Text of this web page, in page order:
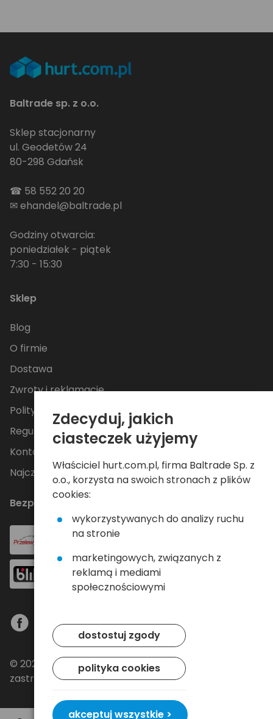
Baltrade sp. z o.o.
Sklep stacjonarny
ul. Geodetów 24
80-298 Gdańsk
☎ 58 552 20 20
✉ehandel@baltrade.pl
Godziny otwarcia:
poniedziałek - piątek
7:30 - 15:30
Sklep
Blog
O firmie
Dostawa
Zwroty i reklamacje
Polityka Prywatności
Regulamin
Kontakt
Najczęściej zadawane pytania
Bezpieczne płatności
© 2024 Baltrade sp. z o.o. - Wszelkie prawa
zastrzeżone.
Zdecyduj, jakich
ciasteczek użyjemy
Właściciel hurt.com.pl, firma Baltrade Sp. z
o.o., korzysta na swoich stronach z plików
cookies:
wykorzystywanych do analizy ruchu
na stronie
marketingowych, związanych z
reklamą i mediami
społecznościowymi
dostostuj zgody
polityka cookies
akceptuj wszystkie >